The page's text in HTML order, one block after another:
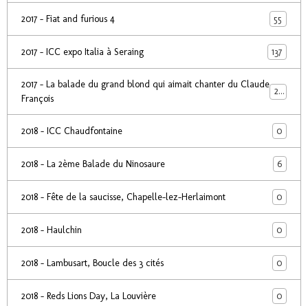
2017 - Fiat and furious 4 55
2017 - ICC expo Italia à Seraing 137
2017 - La balade du grand blond qui aimait chanter du Claude
François
24
2018 - ICC Chaudfontaine 0
2018 - La 2ème Balade du Ninosaure 6
2018 - Fête de la saucisse, Chapelle-lez-Herlaimont 0
2018 - Haulchin 0
2018 - Lambusart, Boucle des 3 cités 0
2018 - Reds Lions Day, La Louvière 0